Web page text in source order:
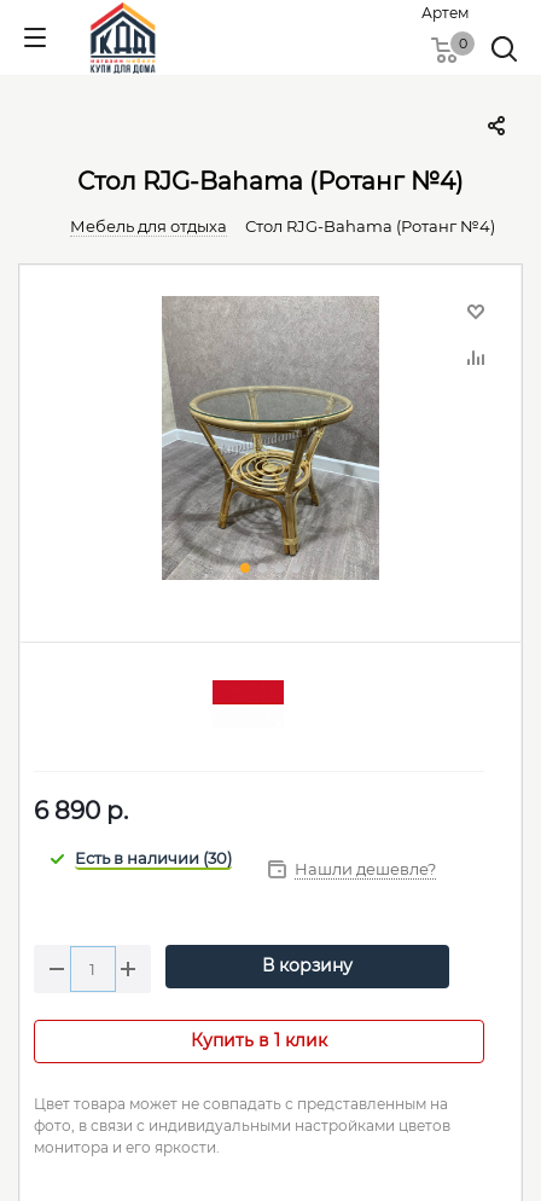
Артем
0
Стол RJG-Bahama (Ротанг №4)
Мебель для отдыха Стол RJG-Bahama (Ротанг №4)
6 890 р.
Нашли дешевле?
В корзину
Купить в 1 клик
Цвет товара может не совпадать с представленным на
фото, в связи с индивидуальными настройками цветов
монитора и его яркости.